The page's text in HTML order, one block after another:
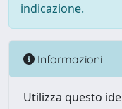
indicazione.
Informazioni
Utilizza questo